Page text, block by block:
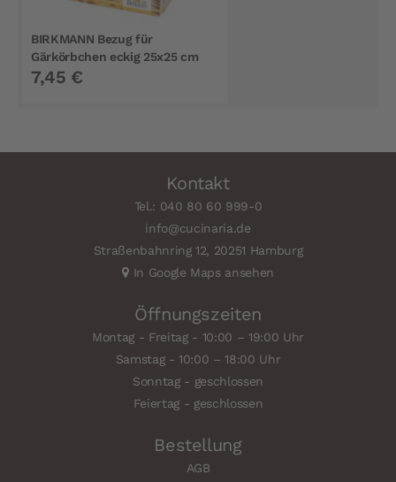
BIRKMANN Bezug für
Gärkörbchen eckig 25x25 cm
7,45 €
Kontakt
Tel.: 040 80 60 999-0
info@cucinaria.de
Straßenbahnring 12, 20251 Hamburg
In Google Maps ansehen
Öffnungszeiten
Montag - Freitag - 10:00 – 19:00 Uhr
Samstag - 10:00 – 18:00 Uhr
Sonntag - geschlossen
Feiertag - geschlossen
Bestellung
AGB